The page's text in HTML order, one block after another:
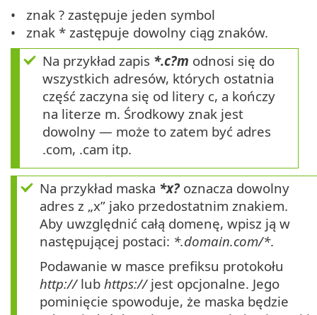
znak ? zastępuje jeden symbol
znak * zastępuje dowolny ciąg znaków.
Na przykład zapis *.c?m odnosi się do
wszystkich adresów, których ostatnia
część zaczyna się od litery c, a kończy
na literze m. Środkowy znak jest
dowolny — może to zatem być adres
.com, .cam itp.
Na przykład maska *x? oznacza dowolny
adres z „x” jako przedostatnim znakiem.
Aby uwzględnić całą domenę, wpisz ją w
następującej postaci: *.domain.com/*.
Podawanie w masce prefiksu protokołu
http://lub https://jest opcjonalne. Jego
pominięcie spowoduje, że maska będzie